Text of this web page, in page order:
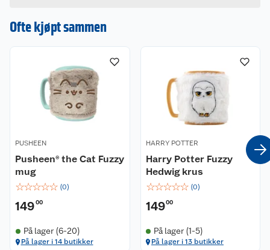
en omtale.
Ofte kjøpt sammen
PUSHEEN
Pusheen® the Cat Fuzzy
mug
☆☆☆☆☆ (0)
14900
På lager (6-20)
På lager i 14 butikker
HARRY POTTER
Harry Potter Fuzzy
Hedwig krus
☆☆☆☆☆ (0)
14900
På lager (1-5)
På lager i 13 butikker